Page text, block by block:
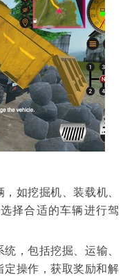
如挖掘机、装载机、
择合适的车辆进行驾
，包括挖掘、运输、
定操作，获取奖励和解